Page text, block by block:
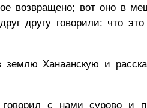
возвращено; вот оно в
другу говорили: что
Ханаанскую и
с нами сурово и